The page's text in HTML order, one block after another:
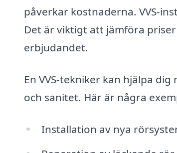
påverkar kostnaderna. VVS-
Det är viktigt att jämföra
erbjudandet.
En VVS-tekniker kan hjälpa
och sanitet. Här är några
Installation av nya